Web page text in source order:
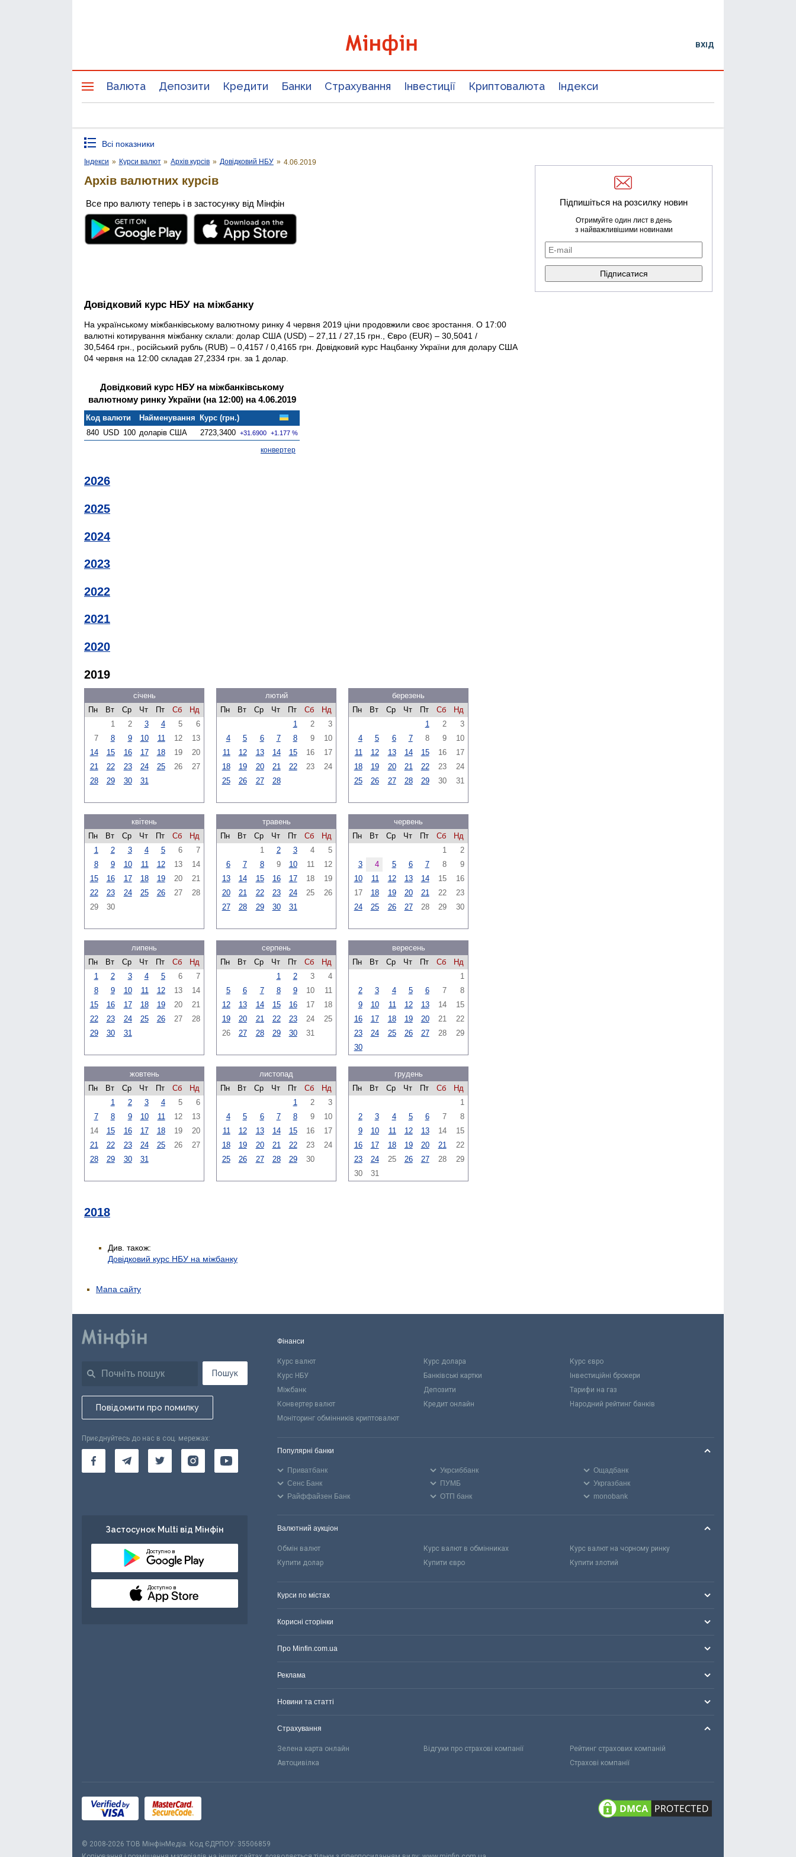
ВХІД
Валюта Депозити Кредити Банки Страхування Інвестиції Криптовалюта Індекси
Всі показники
Індекси » Курси валют » Архів курсів » Довідковий НБУ » 4.06.2019
Архів валютних курсів
Все про валюту теперь і в застосунку від Мінфін
Довідковий курс НБУ на міжбанку
На українському міжбанківському валютному ринку 4 червня 2019 ціни продовжили своє зростання. О 17:00
валютні котирування міжбанку склали: долар США (USD) – 27,11 / 27,15 грн., Євро (EUR) – 30,5041 /
30,5464 грн., російський рубль (RUB) – 0,4157 / 0,4165 грн. Довідковий курс Нацбанку України для долару США
04 червня на 12:00 складав 27,2334 грн. за 1 долар.
Довідковий курс НБУ на міжбанківському
валютному ринку України (на 12:00) на 4.06.2019
Код валюти Найменування
Курс (грн.)
840 USD 100 доларів США 2723,3400 +31.6900 +1.177 %
конвертер
2026
2025
2024
2023
2022
2021
2020
2019
січень
Пн
Вт Ср Чт Пт Сб
Нд
1
2 3 4 5
6
7
8 9 10 11 12
13
14
15 16 17 18 19
20
21
22 23 24 25 26
27
28
29 30 31
лютий
Пн
Вт Ср Чт Пт Сб
Нд
1
2
3
4
5 6 7 8 9
10
11
12 13 14 15 16
17
18
19 20 21 22 23
24
25
26 27 28
березень
Пн
Вт Ср Чт Пт Сб
Нд
1
2
3
4
5 6 7 8 9
10
11
12 13 14 15 16
17
18
19 20 21 22 23
24
25
26 27 28 29 30 31
квітень
Пн
Вт Ср Чт Пт Сб
Нд
1
2 3 4 5 6
7
8
9 10 11 12 13
14
15
16 17 18 19 20
21
22
23 24 25 26 27
28
29
30
травень
Пн
Вт Ср Чт Пт Сб
Нд
1
2 3 4
5
6
7 8 9 10 11
12
13
14 15 16 17 18
19
20
21 22 23 24 25
26
27
28 29 30 31
червень
Пн
Вт Ср Чт Пт Сб
Нд
1
2
3
4 5 6 7 8
9
10
11 12 13 14 15
16
17
18 19 20 21 22
23
24
25 26 27 28 29 30
липень
Пн
Вт Ср Чт Пт Сб
Нд
1
2 3 4 5 6
7
8
9 10 11 12 13
14
15
16 17 18 19 20
21
22
23 24 25 26 27
28
29
30 31
серпень
Пн
Вт Ср Чт Пт Сб
Нд
1
2 3
4
5
6 7 8 9 10
11
12
13 14 15 16 17
18
19
20 21 22 23 24
25
26
27 28 29 30 31
вересень
Пн
Вт Ср Чт Пт Сб
Нд
1
2
3 4 5 6 7
8
9
10 11 12 13 14
15
16
17 18 19 20 21
22
23
24 25 26 27 28
29
30
жовтень
Пн
Вт Ср Чт Пт Сб
Нд
1
2 3 4 5
6
7
8 9 10 11 12
13
14
15 16 17 18 19
20
21
22 23 24 25 26
27
28
29 30 31
листопад
Пн
Вт Ср Чт Пт Сб
Нд
1
2
3
4
5 6 7 8 9
10
11
12 13 14 15 16
17
18
19 20 21 22 23
24
25
26 27 28 29 30
грудень
Пн
Вт Ср Чт Пт Сб
Нд
1
2
3 4 5 6 7
8
9
10 11 12 13 14
15
16
17 18 19 20 21
22
23
24 25 26 27 28
29
30
31
2018
Див. також:
Довідковий курс НБУ на міжбанку
Підпишіться на розсилку новин
Отримуйте один лист в день
з найважливішими новинами
Мапа сайту
Пошук
Повідомити про помилку
Приєднуйтесь до нас в соц. мережах:
Застосунок Multi від Мінфін
Доступно в
Доступно в
Фінанси
Курс валют Курс долара
Курс євро
Курс НБУ
Банківські картки
Інвестиційні брокери
Міжбанк
Депозити
Тарифи на газ
Конвертер валют
Кредит онлайн
Народний рейтинг банків
Моніторинг обмінників криптовалют
Популярні банки
Приватбанк Укрсиббанк
Ощадбанк
Сенс Банк
ПУМБ
Укргазбанк
Райффайзен Банк
ОТП банк monobank
Валютний аукціон
Обмін валют Курс валют в обмінниках
Курс валют на чорному ринку
Купити долар
Купити євро Купити злотий
Курси по містах
Корисні сторінки
Про Minfin.com.ua
Реклама
Новини та статті
Страхування
Зелена карта онлайн Відгуки про страхові компанії
Рейтинг страхових компаній
Автоцивілка
Страхові компанії
© 2008-2026 ТОВ МiнфiнМедiа. Код ЄДРПОУ: 35506859